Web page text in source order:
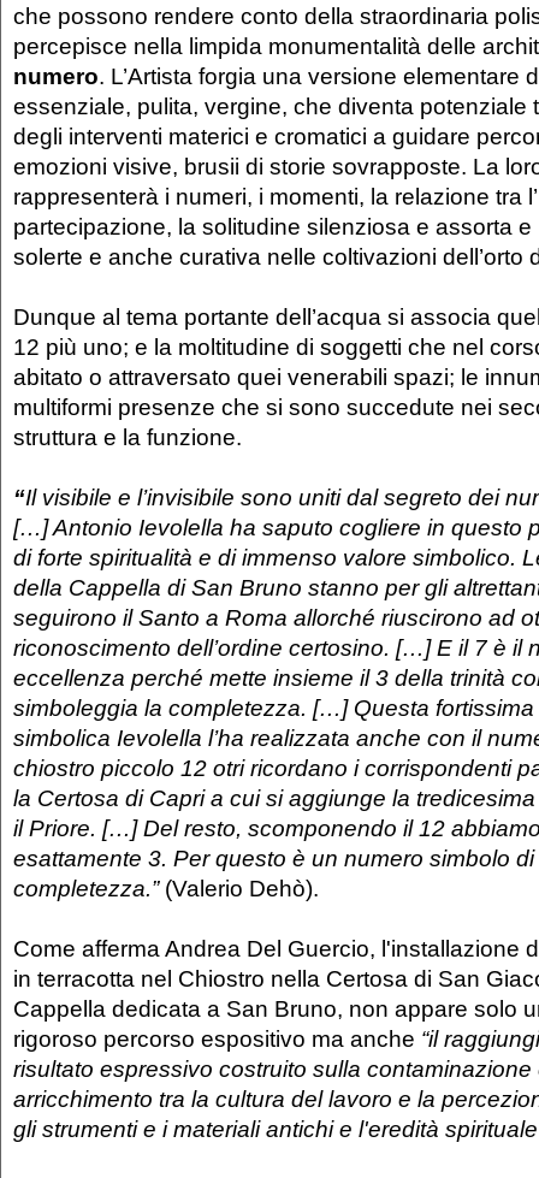
che possono rendere conto della straordinaria
percepisce nella limpida monumentalità delle
numero. L’Artista forgia una versione elementare
essenziale, pulita, vergine, che diventa potenziale
degli interventi materici e cromatici a guidare
emozioni visive, brusii di storie sovrapposte. La
rappresenterà i numeri, i momenti, la relazione tra
partecipazione, la solitudine silenziosa e assorta e
solerte e anche curativa nelle coltivazioni dell’orto
Dunque al tema portante dell’acqua si associa
12 più uno; e la moltitudine di soggetti che nel
abitato o attraversato quei venerabili spazi; le
multiformi presenze che si sono succedute nei
struttura e la funzione.
“Il visibile e l’invisibile sono uniti dal segreto dei
[…] Antonio Ievolella ha saputo cogliere in questo
di forte spiritualità e di immenso valore simbolico.
della Cappella di San Bruno stanno per gli
seguirono il Santo a Roma allorché riuscirono ad
riconoscimento dell’ordine certosino. […] E il 7 è il
eccellenza perché mette insieme il 3 della trinità
simboleggia la completezza. […] Questa
simbolica Ievolella l’ha realizzata anche con il
chiostro piccolo 12 otri ricordano i corrispondenti
la Certosa di Capri a cui si aggiunge la
il Priore. […] Del resto, scomponendo il 12
esattamente 3. Per questo è un numero simbolo
completezza.”(Valerio Dehò).
Come afferma Andrea Del Guercio, l'installazione
in terracotta nel Chiostro nella Certosa di San
Cappella dedicata a San Bruno, non appare solo
rigoroso percorso espositivo ma anche “il
risultato espressivo costruito sulla contaminazione
arricchimento tra la cultura del lavoro e la
gli strumenti e i materiali antichi e l'eredità